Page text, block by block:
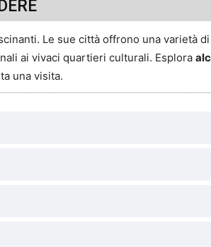
Le sue città offrono una varietà
ai vivaci quartieri culturali. Esplora
una visita.